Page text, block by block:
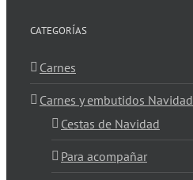
CATEGORÍAS
Carnes
Carnes y embutidos Navidad
Cestas de Navidad
Para acompañar